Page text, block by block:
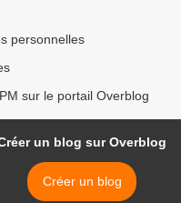
personnelles
sur le portail Overblog
un blog sur Overblog
Créer un blog